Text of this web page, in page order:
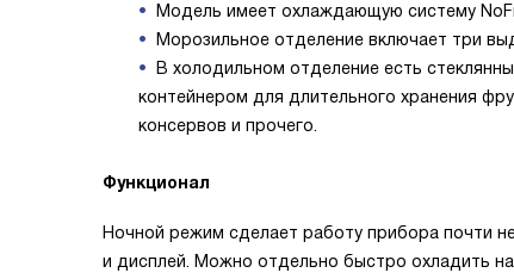
Модель имеет охлаждающую систему
Морозильное отделение включает три
В холодильном отделение есть
контейнером для длительного хранения
консервов и прочего.
Функционал
Ночной режим сделает работу прибора почти
и дисплей. Можно отдельно быстро охладить